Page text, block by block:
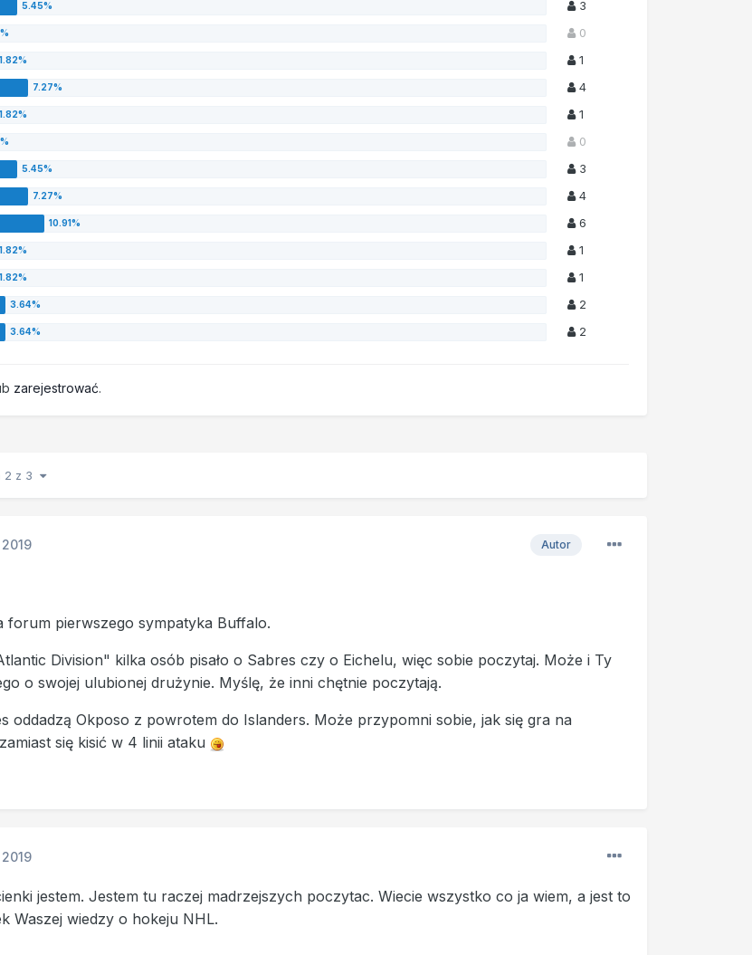
3
0
1
4
1
0
3
4
6
1
1
2
2
zarejestrować.
2 z 3
Autor
forum pierwszego sympatyka Buffalo.
Division" kilka osób pisało o Sabres czy o Eichelu, więc sobie poczytaj. Może i Ty
o swojej ulubionej drużynie. Myślę, że inni chętnie poczytają.
oddadzą Okposo z powrotem do Islanders. Może przypomni sobie, jak się gra na
się kisić w 4 linii ataku
jestem. Jestem tu raczej madrzejszych poczytac. Wiecie wszystko co ja wiem, a jest to
Waszej wiedzy o hokeju NHL.